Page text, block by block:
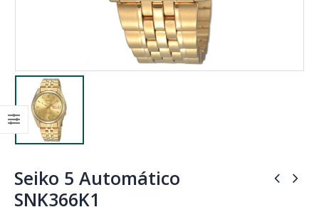
Seiko 5 Automático
SNK366K1